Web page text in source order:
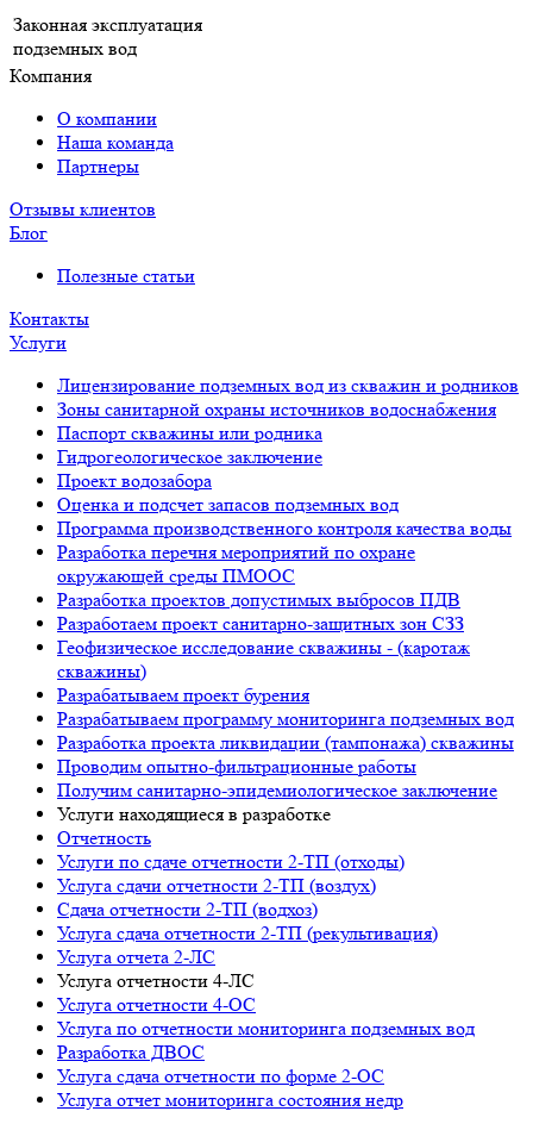
Законная эксплуатация
подземных вод
Компания
О компании
Наша команда
Партнеры
Отзывы клиентов
Блог
Полезные статьи
Контакты
Услуги
Лицензирование подземных вод из скважин и родников
Зоны санитарной охраны источников водоснабжения
Паспорт скважины или родника
Гидрогеологическое заключение
Проект водозабора
Оценка и подсчет запасов подземных вод
Программа производственного контроля качества воды
Разработка перечня мероприятий по охране
окружающей среды ПМООС
Разработка проектов допустимых выбросов ПДВ
Разработаем проект санитарно-защитных зон СЗЗ
Геофизическое исследование скважины - (каротаж
скважины)
Разрабатываем проект бурения
Разрабатываем программу мониторинга подземных вод
Разработка проекта ликвидации (тампонажа) скважины
Проводим опытно-фильтрационные работы
Получим санитарно-эпидемиологическое заключение
Услуги находящиеся в разработке
Отчетность
Услуги по сдаче отчетности 2-ТП (отходы)
Услуга сдачи отчетности 2-ТП (воздух)
Сдача отчетности 2-ТП (водхоз)
Услуга сдача отчетности 2-ТП (рекультивация)
Услуга отчета 2-ЛС
Услуга отчетности 4-ЛС
Услуга отчетности 4-ОС
Услуга по отчетности мониторинга подземных вод
Разработка ДВОС
Услуга сдача отчетности по форме 2-ОС
Услуга отчет мониторинга состояния недр